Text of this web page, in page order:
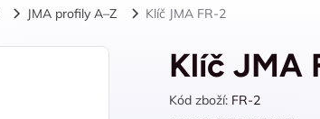
JMA profily A–Z Klíč JMA FR-2
Klíč JMA
Kód zboží: FR-2